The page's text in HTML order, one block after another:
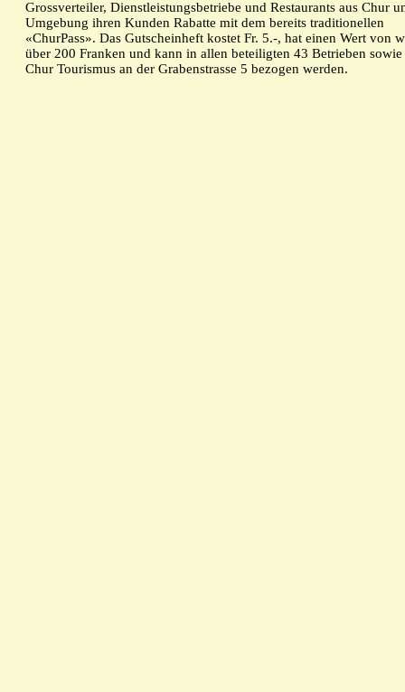
Grossverteiler, Dienstleistungsbetriebe und Restaurants aus Chur
Umgebung ihren Kunden Rabatte mit dem bereits traditionellen
«ChurPass». Das Gutscheinheft kostet Fr. 5.-, hat einen Wert von
über 200 Franken und kann in allen beteiligten 43 Betrieben sowie
Chur Tourismus an der Grabenstrasse 5 bezogen werden.